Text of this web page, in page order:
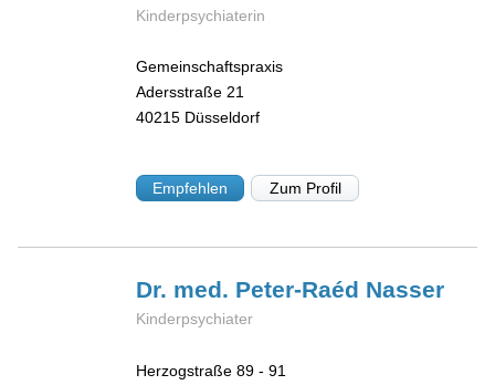
Kinderpsychiaterin
Gemeinschaftspraxis
Adersstraße 21
40215 Düsseldorf
Empfehlen Zum Profil
Dr. med. Peter-Raéd Nasser
Kinderpsychiater
Herzogstraße 89 - 91